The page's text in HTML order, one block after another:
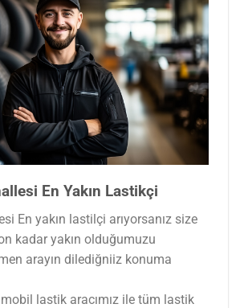
En Yakın Lastikçi
En yakın lastilçi arıyorsanız size
kadar yakın olduğumuzu
arayın dilediğniiz konuma
lastik aracımız ile tüm lastik